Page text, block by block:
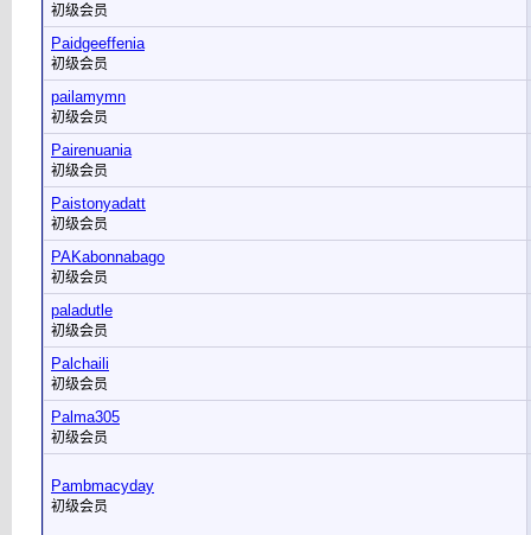
初级会员
Paidgeeffenia
初级会员
pailamymn
初级会员
Pairenuania
初级会员
Paistonyadatt
初级会员
PAKabonnabago
初级会员
paladutle
初级会员
Palchaili
初级会员
Palma305
初级会员
Pambmacyday
初级会员